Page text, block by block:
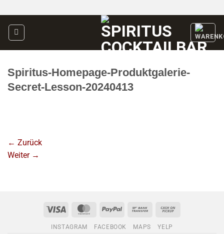
Inhalt
springen
Spiritus-Homepage-Produktgalerie-
Secret-Lesson-20240413
← Zurück
Weiter →
Visa MasterCardPayPal
Bank
INSTAGRAM FACEBOOK MAPS YELP